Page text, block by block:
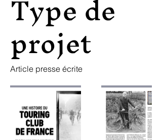
projet
Article presse écrite